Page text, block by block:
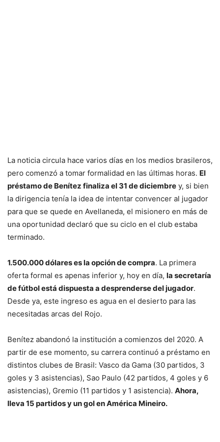
La noticia circula hace varios días en los medios brasileros,
pero comenzó a tomar formalidad en las últimas horas. El
préstamo de Benítez finaliza el 31 de diciembre y, si bien
la dirigencia tenía la idea de intentar convencer al jugador
para que se quede en Avellaneda, el misionero en más de
una oportunidad declaró que su ciclo en el club estaba
terminado.
1.500.000 dólares es la opción de compra. La primera
oferta formal es apenas inferior y, hoy en día, la secretaría
de fútbol está dispuesta a desprenderse del jugador.
Desde ya, este ingreso es agua en el desierto para las
necesitadas arcas del Rojo.
Benítez abandonó la institución a comienzos del 2020. A
partir de ese momento, su carrera continuó a préstamo en
distintos clubes de Brasil: Vasco da Gama (30 partidos, 3
goles y 3 asistencias), Sao Paulo (42 partidos, 4 goles y 6
asistencias), Gremio (11 partidos y 1 asistencia). Ahora,
lleva 15 partidos y un gol en América Mineiro.